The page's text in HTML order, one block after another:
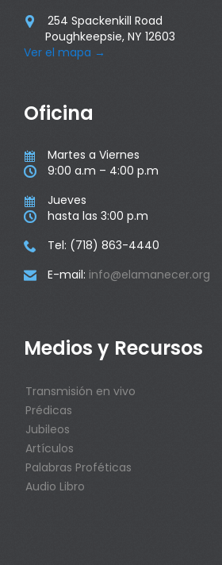

254 Spackenkill Road
Poughkeepsie, NY 12603
Ver el mapa →
Oficina
 Martes a Viernes
 9:00 a.m – 4:00 p.m
 Jueves
 hasta las 3:00 p.m
 Tel: (718) 863-4440
 E-mail: info@elamanecer.org
Medios y Recursos
Transmisión en vivo
Prédicas
Jubileos
Artículos
Palabras Proféticas
Audio Libro